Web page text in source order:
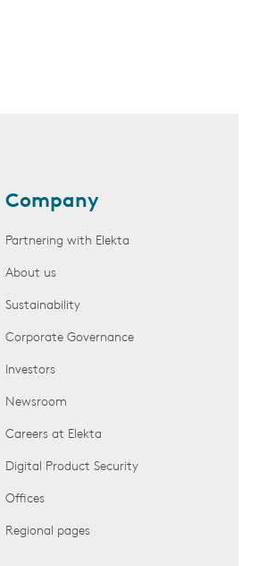
Company
Partnering with Elekta
About us
Sustainability
Corporate Governance
Investors
Newsroom
Careers at Elekta
Digital Product Security
Offices
Regional pages